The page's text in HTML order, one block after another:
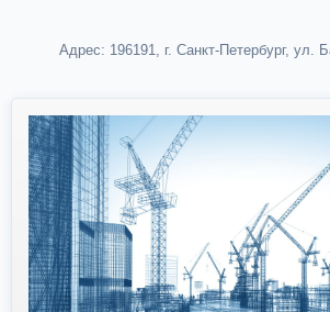
Адрес: 196191, г. Санкт-Петербург, ул.